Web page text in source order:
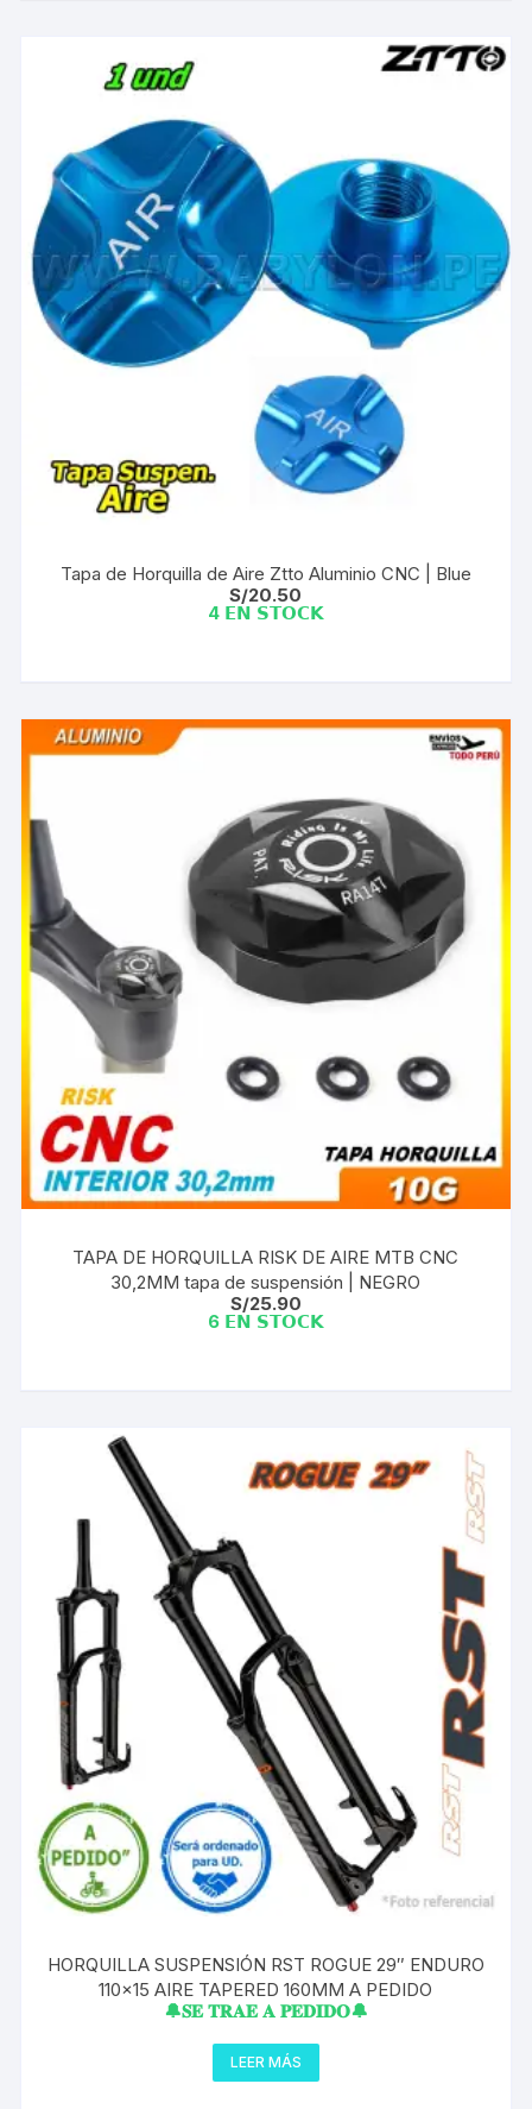
Tapa de Horquilla de Aire Ztto Aluminio CNC | Blue
S/20.50
4 𝗘𝗡 𝗦𝗧𝗢𝗖𝗞
TAPA DE HORQUILLA RISK DE AIRE MTB CNC
30,2MM tapa de suspensión | NEGRO
S/25.90
6 𝗘𝗡 𝗦𝗧𝗢𝗖𝗞
HORQUILLA SUSPENSIÓN RST ROGUE 29″ ENDURO
110×15 AIRE TAPERED 160MM A PEDIDO
🔔𝐒𝐄 𝐓𝐑𝐀𝐄 𝐀 𝐏𝐄𝐃𝐈𝐃𝐎🔔
LEER MÁS